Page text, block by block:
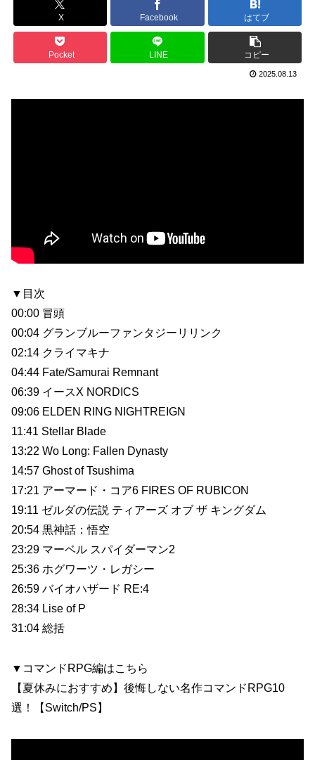
X Facebook はてブ
Pocket LINE コピー
2025.08.13
▼目次
00:00 冒頭
00:04 グランブルーファンタジーリリンク
02:14 クライマキナ
04:44 Fate/Samurai Remnant
06:39 イースX NORDICS
09:06 ELDEN RING NIGHTREIGN
11:41 Stellar Blade
13:22 Wo Long: Fallen Dynasty
14:57 Ghost of Tsushima
17:21 アーマード・コア6 FIRES OF RUBICON
19:11 ゼルダの伝説 ティアーズ オブ ザ キングダム
20:54 黒神話：悟空
23:29 マーベル スパイダーマン2
25:36 ホグワーツ・レガシー
26:59 バイオハザード RE:4
28:34 Lise of P
31:04 総括
▼コマンドRPG編はこちら
【夏休みにおすすめ】後悔しない名作コマンドRPG10
選！【Switch/PS】